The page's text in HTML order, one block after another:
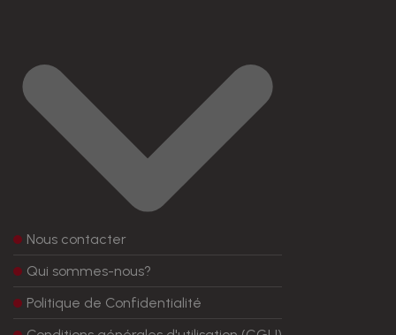
Nous contacter
Qui sommes-nous?
Politique de Confidentialité